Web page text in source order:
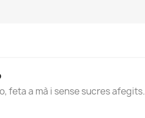
feta a mà i sense sucres afegits.